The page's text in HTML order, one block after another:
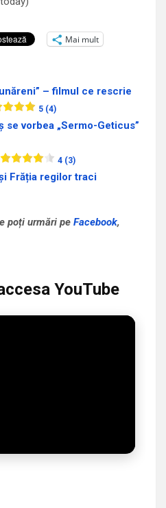
Mai mult
– filmul ce rescrie
5 (4)
se vorbea „Sermo-Geticus”
4 (3)
Frăția regilor traci
poți urmări pe Facebook,
YouTube